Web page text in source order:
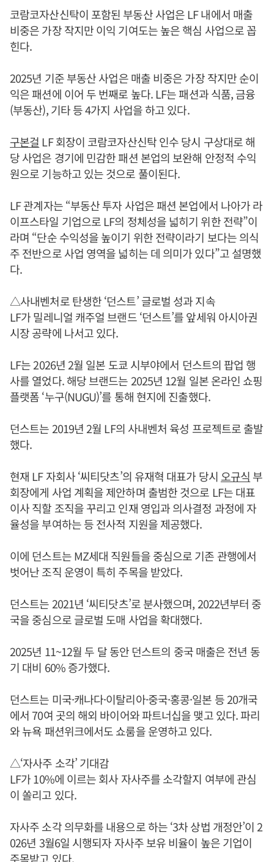
코람코자산신탁이 포함된 부동산 사업은 LF 내에서 매출
비중은 가장 작지만 이익 기여도는 높은 핵심 사업으로 꼽
힌다.
2025년 기준 부동산 사업은 매출 비중은 가장 작지만 순이
익은 패션에 이어 두 번째로 높다. LF는 패션과 식품, 금융
(부동산), 기타 등 4가지 사업을 하고 있다.
구본걸 LF 회장이 코람코자산신탁 인수 당시 구상대로 해
당 사업은 경기에 민감한 패션 본업의 보완해 안정적 수익
원으로 기능하고 있는 것으로 풀이된다.
LF 관계자는 “부동산 투자 사업은 패션 본업에서 나아가 라
이프스타일 기업으로 LF의 정체성을 넓히기 위한 전략”이
라며 “단순 수익성을 높이기 위한 전략이라기 보다는 의식
주 전반으로 사업 영역을 넓히는 데 의미가 있다”고 설명했
다.
△사내벤처로 탄생한 ‘던스트’ 글로벌 성과 지속
LF가 밀레니얼 캐주얼 브랜드 ‘던스트’를 앞세워 아시아권
시장 공략에 나서고 있다.
LF는 2026년 2월 일본 도쿄 시부야에서 던스트의 팝업 행
사를 열었다. 해당 브랜드는 2025년 12월 일본 온라인 쇼핑
플랫폼 ‘누구(NUGU)’를 통해 현지에 진출했다.
던스트는 2019년 2월 LF의 사내벤처 육성 프로젝트로 출발
했다.
현재 LF 자회사 ‘씨티닷츠’의 유재혁 대표가 당시 오규식부
회장에게 사업 계획을 제안하며 출범한 것으로 LF는 대표
이사 직할 조직을 꾸리고 인재 영입과 의사결정 과정에 자
율성을 부여하는 등 전사적 지원을 제공했다.
이에 던스트는 MZ세대 직원들을 중심으로 기존 관행에서
벗어난 조직 운영이 특히 주목을 받았다.
던스트는 2021년 ‘씨티닷츠’로 분사했으며, 2022년부터 중
국을 중심으로 글로벌 도매 사업을 확대했다.
2025년 11~12월 두 달 동안 던스트의 중국 매출은 전년 동
기 대비 60% 증가했다.
던스트는 미국·캐나다·이탈리아·중국·홍콩·일본 등 20개국
에서 70여 곳의 해외 바이어와 파트너십을 맺고 있다. 파리
와 뉴욕 패션위크에서도 쇼룸을 운영하고 있다.
△‘자사주 소각’ 기대감
LF가 10%에 이르는 회사 자사주를 소각할지 여부에 관심
이 쏠리고 있다.
자사주 소각 의무화를 내용으로 하는 ‘3차 상법 개정안’이 2
026년 3월6일 시행되자 자사주 보유 비율이 높은 기업이
주목받고 있다.